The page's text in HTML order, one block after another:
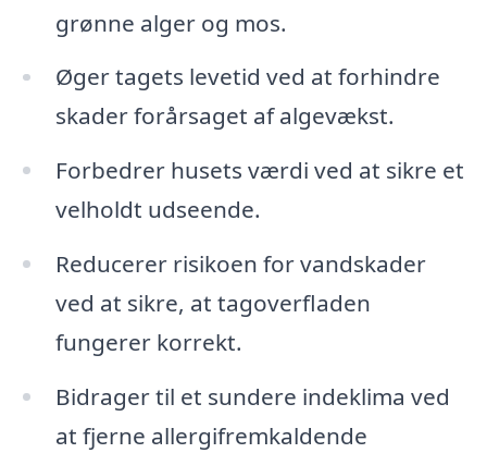
grønne alger og mos.
Øger tagets levetid ved at forhindre
skader forårsaget af algevækst.
Forbedrer husets værdi ved at sikre et
velholdt udseende.
Reducerer risikoen for vandskader
ved at sikre, at tagoverfladen
fungerer korrekt.
Bidrager til et sundere indeklima ved
at fjerne allergifremkaldende